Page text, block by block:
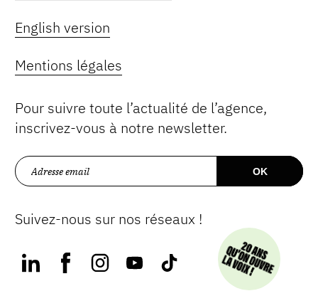
English version
Mentions légales
Pour suivre toute l’actualité de l’agence,
inscrivez-vous à notre newsletter.
Suivez-nous sur nos réseaux !